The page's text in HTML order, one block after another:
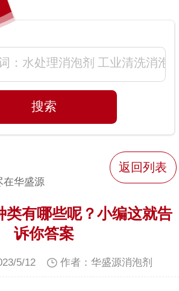
在华盛源
返回列表
类有哪些呢？小编这就告
诉你答案
5/12 作者：华盛源消泡剂